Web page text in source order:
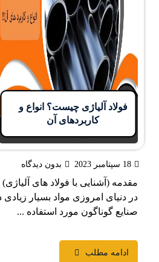
آلیاژی چیست؟ انواع و
کاربردهای آن
بدون دیدگاه
(آشنایی با فولاد های آلیاژی)
امروزی مواد بسیار زیادی در
گوناگون مورد استفاده ...
مطلب